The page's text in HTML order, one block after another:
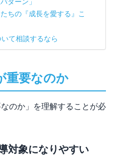
ちの『成長を愛する』こ
て相談するなら
重要なのか
のか」を理解することが必
対象になりやすい